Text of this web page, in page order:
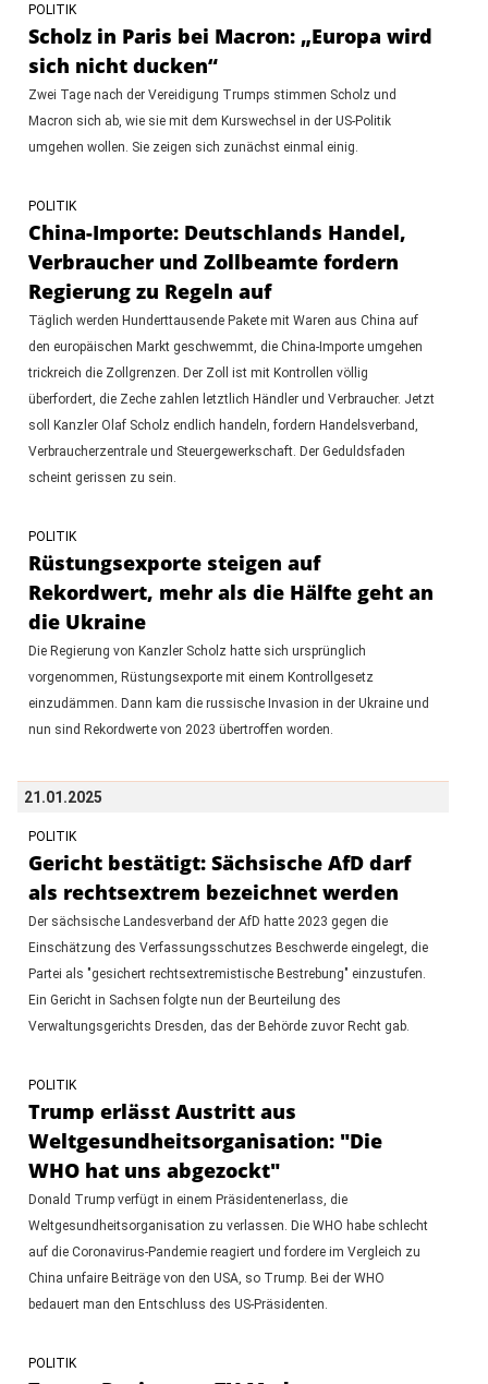
POLITIK
Scholz in Paris bei Macron: „Europa wird
sich nicht ducken“
Zwei Tage nach der Vereidigung Trumps stimmen Scholz und
Macron sich ab, wie sie mit dem Kurswechsel in der US-Politik
umgehen wollen. Sie zeigen sich zunächst einmal einig.
POLITIK
China-Importe: Deutschlands Handel,
Verbraucher und Zollbeamte fordern
Regierung zu Regeln auf
Täglich werden Hunderttausende Pakete mit Waren aus China auf
den europäischen Markt geschwemmt, die China-Importe umgehen
trickreich die Zollgrenzen. Der Zoll ist mit Kontrollen völlig
überfordert, die Zeche zahlen letztlich Händler und Verbraucher. Jetzt
soll Kanzler Olaf Scholz endlich handeln, fordern Handelsverband,
Verbraucherzentrale und Steuergewerkschaft. Der Geduldsfaden
scheint gerissen zu sein.
POLITIK
Rüstungsexporte steigen auf
Rekordwert, mehr als die Hälfte geht an
die Ukraine
Die Regierung von Kanzler Scholz hatte sich ursprünglich
vorgenommen, Rüstungsexporte mit einem Kontrollgesetz
einzudämmen. Dann kam die russische Invasion in der Ukraine und
nun sind Rekordwerte von 2023 übertroffen worden.
21.01.2025
POLITIK
Gericht bestätigt: Sächsische AfD darf
als rechtsextrem bezeichnet werden
Der sächsische Landesverband der AfD hatte 2023 gegen die
Einschätzung des Verfassungsschutzes Beschwerde eingelegt, die
Partei als "gesichert rechtsextremistische Bestrebung" einzustufen.
Ein Gericht in Sachsen folgte nun der Beurteilung des
Verwaltungsgerichts Dresden, das der Behörde zuvor Recht gab.
POLITIK
Trump erlässt Austritt aus
Weltgesundheitsorganisation: "Die
WHO hat uns abgezockt"
Donald Trump verfügt in einem Präsidentenerlass, die
Weltgesundheitsorganisation zu verlassen. Die WHO habe schlecht
auf die Coronavirus-Pandemie reagiert und fordere im Vergleich zu
China unfaire Beiträge von den USA, so Trump. Bei der WHO
bedauert man den Entschluss des US-Präsidenten.
POLITIK